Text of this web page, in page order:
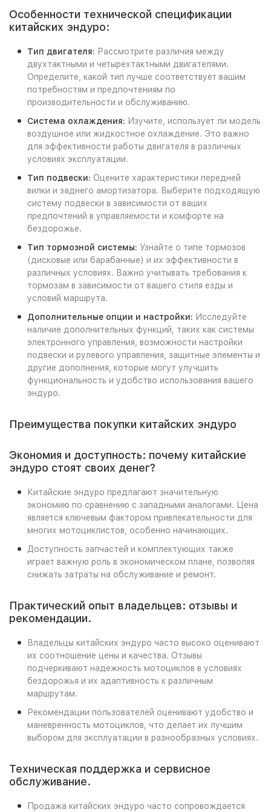
Особенности технической спецификации
китайских эндуро:
Тип двигателя: Рассмотрите различия между
двухтактными и четырехтактными двигателями.
Определите, какой тип лучше соответствует вашим
потребностям и предпочтениям по
производительности и обслуживанию.
Система охлаждения: Изучите, использует ли модель
воздушное или жидкостное охлаждение. Это важно
для эффективности работы двигателя в различных
условиях эксплуатации.
Тип подвески: Оцените характеристики передней
вилки и заднего амортизатора. Выберите подходящую
систему подвески в зависимости от ваших
предпочтений в управляемости и комфорте на
бездорожье.
Тип тормозной системы: Узнайте о типе тормозов
(дисковые или барабанные) и их эффективности в
различных условиях. Важно учитывать требования к
тормозам в зависимости от вашего стиля езды и
условий маршрута.
Дополнительные опции и настройки: Исследуйте
наличие дополнительных функций, таких как системы
электронного управления, возможности настройки
подвески и рулевого управления, защитные элементы и
другие дополнения, которые могут улучшить
функциональность и удобство использования вашего
эндуро.
Преимущества покупки китайских эндуро
Экономия и доступность: почему китайские
эндуро стоят своих денег?
Китайские эндуро предлагают значительную
экономию по сравнению с западными аналогами. Цена
является ключевым фактором привлекательности для
многих мотоциклистов, особенно начинающих.
Доступность запчастей и комплектующих также
играет важную роль в экономическом плане, позволяя
снижать затраты на обслуживание и ремонт.
Практический опыт владельцев: отзывы и
рекомендации.
Владельцы китайских эндуро часто высоко оценивают
их соотношение цены и качества. Отзывы
подчеркивают надежность мотоциклов в условиях
бездорожья и их адаптивность к различным
маршрутам.
Рекомендации пользователей оценивают удобство и
маневренность мотоциклов, что делает их лучшим
выбором для эксплуатации в разнообразных условиях.
Техническая поддержка и сервисное
обслуживание.
Продажа китайских эндуро часто сопровождается